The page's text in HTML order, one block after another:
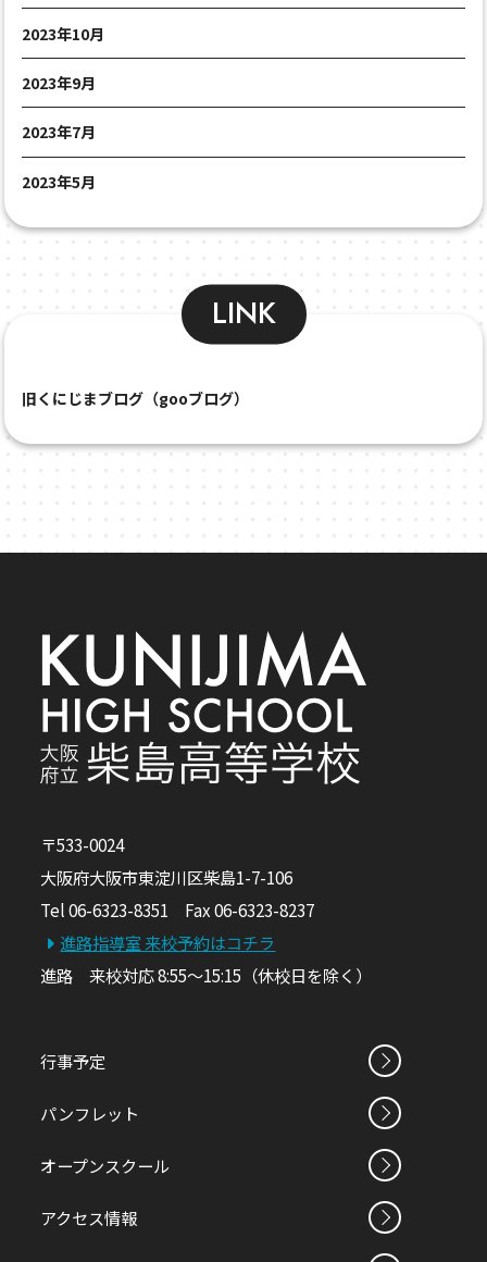
2023年10月
2023年9月
2023年7月
2023年5月
LINK
旧くにじまブログ（gooブログ）
〒533-0024
大阪府大阪市東淀川区柴島1-7-106
Tel 06-6323-8351 Fax 06-6323-8237
進路指導室 来校予約はコチラ
進路 来校対応 8:55～15:15（休校日を除く）
行事予定
パンフレット
オープンスクール
アクセス情報